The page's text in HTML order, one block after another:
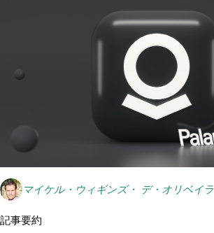
マイケル・ウィギンズ・ デ・オリベイラ
記事要約